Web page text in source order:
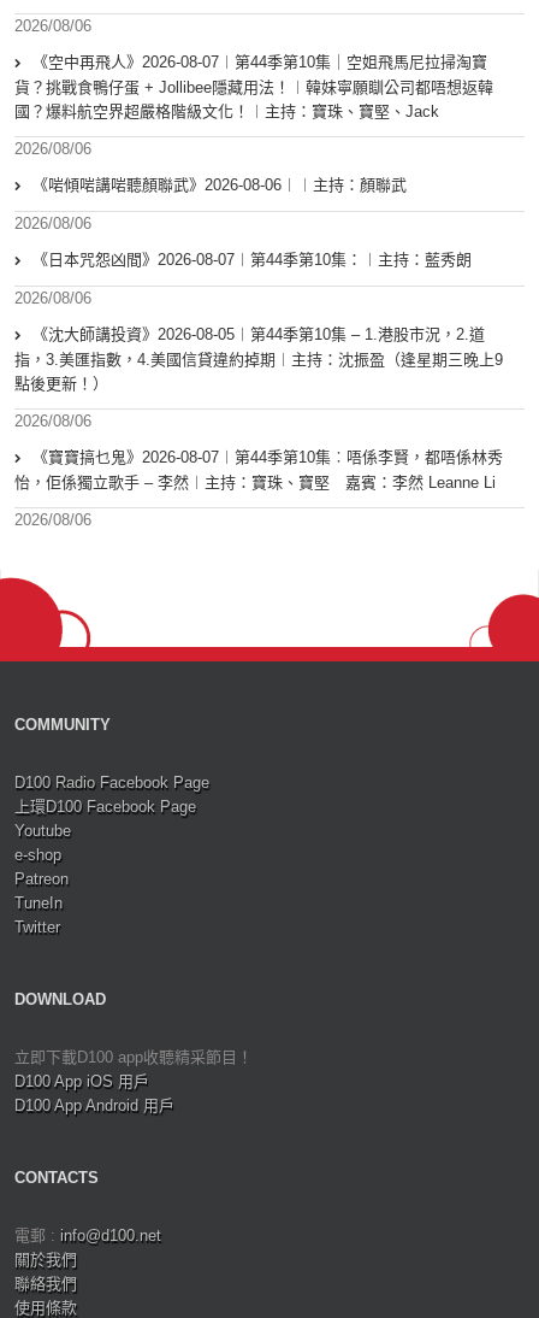
2026/08/06
《空中再飛人》2026-08-07︱第44季第10集｜空姐飛馬尼拉掃淘寶
貨？挑戰食鴨仔蛋 + Jollibee隱藏用法！︱韓妹寧願瞓公司都唔想返韓
國？爆料航空界超嚴格階級文化！︱主持：寶珠、寶堅、Jack
2026/08/06
《啱傾啱講啱聽顏聯武》2026-08-06︱︱主持：顏聯武
2026/08/06
《日本咒怨凶間》2026-08-07︱第44季第10集：︱主持：藍秀朗
2026/08/06
《沈大師講投資》2026-08-05︱第44季第10集 – 1.港股市況，2.道
指，3.美匯指數，4.美國信貸違約掉期︱主持：沈振盈（逢星期三晚上9
點後更新！）
2026/08/06
《寶寶搞乜鬼》2026-08-07︱第44季第10集︰唔係李賢，都唔係林秀
怡，佢係獨立歌手 – 李然︱主持：寶珠、寶堅 嘉賓：李然 Leanne Li
2026/08/06
COMMUNITY
D100 Radio Facebook Page
上環D100 Facebook Page
Youtube
e-shop
Patreon
TuneIn
Twitter
DOWNLOAD
立即下載D100 app收聽精采節目！
D100 App iOS 用戶
D100 App Android 用戶
CONTACTS
電郵 : info@d100.net
關於我們
聯絡我們
使用條款